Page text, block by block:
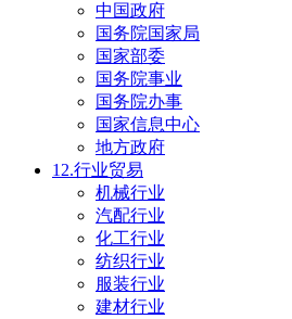
中国政府
国务院国家局
国家部委
国务院事业
国务院办事
国家信息中心
地方政府
12.行业贸易
机械行业
汽配行业
化工行业
纺织行业
服装行业
建材行业